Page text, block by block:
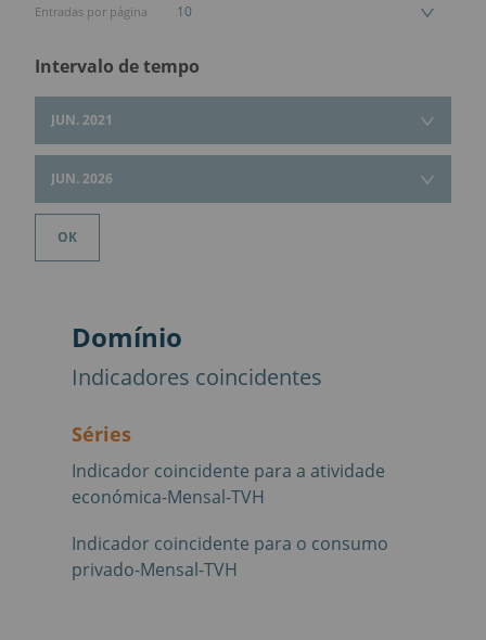
Entradas por página 10
Intervalo de tempo
JUN. 2021
JUN. 2026
OK
Domínio
Indicadores coincidentes
Séries
Indicador coincidente para a atividade
económica-Mensal-TVH
Indicador coincidente para o consumo
privado-Mensal-TVH